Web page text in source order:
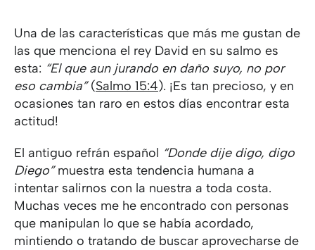
Una de las características que más me gustan de
las que menciona el rey David en su salmo es
esta: “El que aun jurando en daño suyo, no por
eso cambia”(Salmo 15:4). ¡Es tan precioso, y en
ocasiones tan raro en estos días encontrar esta
actitud!
El antiguo refrán español “Donde dije digo, digo
Diego”muestra esta tendencia humana a
intentar salirnos con la nuestra a toda costa.
Muchas veces me he encontrado con personas
que manipulan lo que se había acordado,
mintiendo o tratando de buscar aprovecharse de